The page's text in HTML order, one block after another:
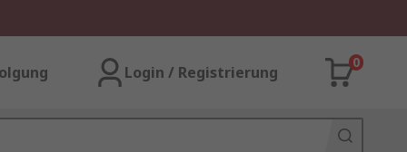
Login / Registrierung
0